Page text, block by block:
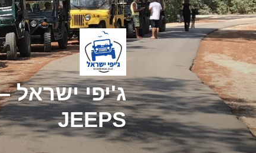
דילוג
לתוכן
JEEPS